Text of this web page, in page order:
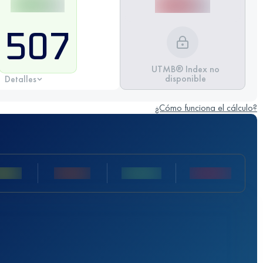
507
Detalles
UTMB® Index no
disponible
¿Cómo funciona el cálculo?